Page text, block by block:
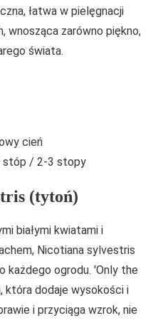
łatwa w pielęgnacji
wnosząca zarówno piękno,
świata.
cień
stóp / 2-3 stopy
(tytoń)
białymi kwiatami i
Nicotiana sylvestris
każdego ogrodu. 'Only the
która dodaje wysokości i
i przyciąga wzrok, nie